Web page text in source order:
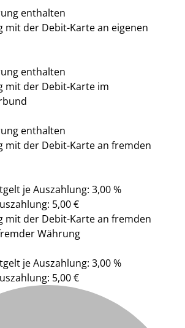
enthalten
mit der Debit-Karte an eigenen
enthalten
mit der Debit-Karte im
enthalten
mit der Debit-Karte an fremden
je Auszahlung: 3,00 %
5,00 €
mit der Debit-Karte an fremden
Währung
je Auszahlung: 3,00 %
5,00 €